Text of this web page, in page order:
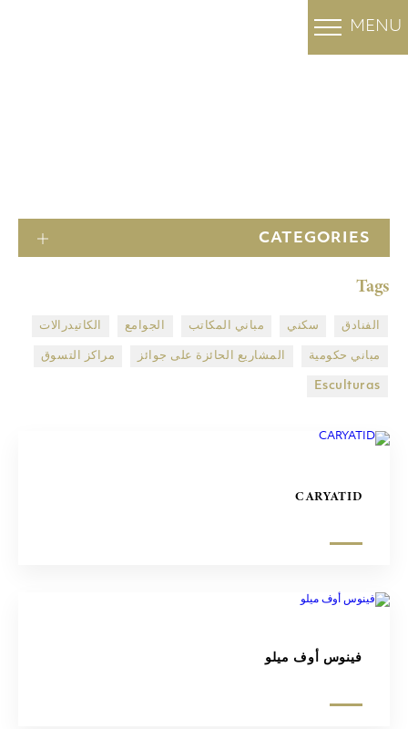
MENU
CATEGORIES
Tags
الفنادق سكني مباني المكاتب الجوامع الكاتيدرالات
مباني حكومية المشاريع الحائزة على جوائز مراكز التسوق
Esculturas
CARYATID
فينوس أوف ميلو